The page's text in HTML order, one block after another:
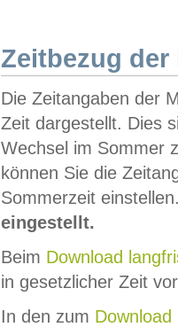
Zeitbezug der
Die Zeitangaben der
Zeit dargestellt. Dies
Wechsel im Sommer
können Sie die
Sommerzeit
eingestellt.
Beim Download
in gesetzlicher Zeit
In den zum Download